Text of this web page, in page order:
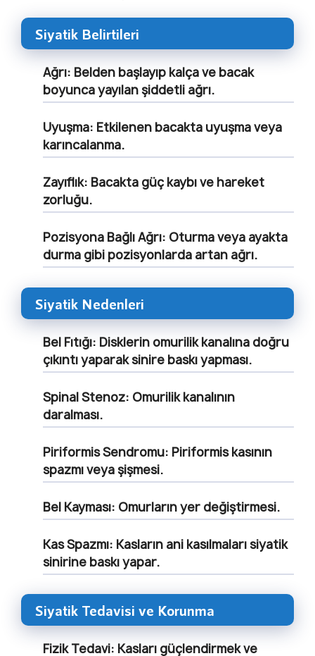
Siyatik Belirtileri
Ağrı: Belden başlayıp kalça ve bacak
boyunca yayılan şiddetli ağrı.
Uyuşma: Etkilenen bacakta uyuşma veya
karıncalanma.
Zayıflık: Bacakta güç kaybı ve hareket
zorluğu.
Pozisyona Bağlı Ağrı: Oturma veya ayakta
durma gibi pozisyonlarda artan ağrı.
Siyatik Nedenleri
Bel Fıtığı: Disklerin omurilik kanalına doğru
çıkıntı yaparak sinire baskı yapması.
Spinal Stenoz: Omurilik kanalının
daralması.
Piriformis Sendromu: Piriformis kasının
spazmı veya şişmesi.
Bel Kayması: Omurların yer değiştirmesi.
Kas Spazmı: Kasların ani kasılmaları siyatik
sinirine baskı yapar.
Siyatik Tedavisi ve Korunma
Fizik Tedavi: Kasları güçlendirmek ve